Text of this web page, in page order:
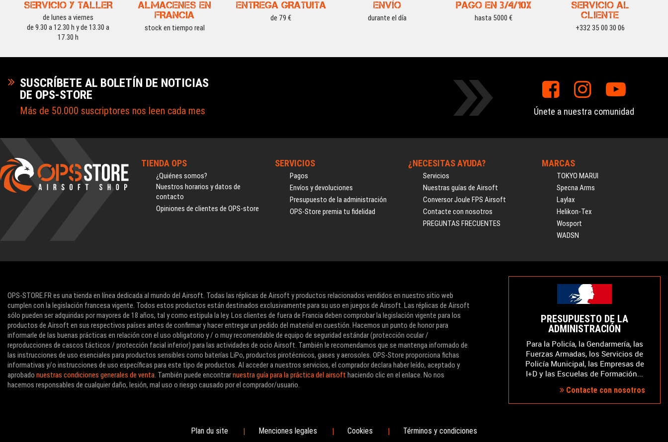
SERVICIO Y TALLER
de lunes a viernes
de 9.30 a 12.30 h y de 13.30 a
17.30 h
ALMACENES EN
FRANCIA
stock en tiempo real
ENTREGA GRATUITA
de 79 €
ENVÍO
durante el día
PAGO EN 3/4/10X
hasta 5000 €
SERVICIO AL
CLIENTE
+332 35 00 30 06
SUSCRÍBETE AL BOLETÍN DE NOTICIAS
DE OPS-STORE
Más de 50.000 suscriptores nos leen cada mes Únete a nuestra comunidad
TIENDA OPS
¿Quiénes somos?
Nuestros horarios y datos de
contacto
Opiniones de clientes de OPS-store
SERVICIOS
Pagos
Envíos y devoluciones
Presupuesto de la administración
OPS-Store premia tu fidelidad
¿NECESITAS AYUDA?
Servicios
Nuestras guías de Airsoft
Conversor Joule FPS Airsoft
Contacte con nosotros
PREGUNTAS FRECUENTES
MARCAS
TOKYO MARUI
Specna Arms
Laylax
Helikon-Tex
Wosport
WADSN
OPS-STORE.FR es una tienda en línea dedicada al mundo del Airsoft. Todas las réplicas de Airsoft y productos relacionados vendidos en nuestro sitio web
cumplen con la legislación francesa vigente. Todos estos productos están destinados exclusivamente para su uso en juegos de Airsoft. Las réplicas de Airsoft
sólo pueden ser adquiridas por mayores de 18 años, tal y como estipula la ley. Los clientes de fuera de Francia deben comprobar la legislación vigente para los
productos de Airsoft en sus respectivos países antes de confirmar y hacer entregar un pedido del material en cuestión. Hacemos un punto de honor para
informarle de las buenas prácticas en relación con el uso obligatorio y / o muy recomendable de equipo de seguridad estándar (protección ocular /
reproducciones de cascos tácticos / protección facial inferior) para las actividades de ocio Airsoft. También le recomendamos que se mantenga informado de
las instrucciones de uso esenciales para productos sensibles como baterías LiPo, productos pirotécnicos, gases y aerosoles. OPS-Store proporciona fichas
informativas y/o instrucciones de uso específicas para este tipo de productos. Al acceder a nuestros servicios, el comprador declara haber leído, aceptado y
aprobado nuestras condiciones generales de venta . También puede encontrarnuestra guía para la práctica del airsoft haciendo clic en el enlace. No nos
hacemos responsables de cualquier daño, lesión, mal uso o riesgo causado por el comprador/usuario.
PRESUPUESTO DE LA
ADMINISTRACIÓN
Para la Policía, la Gendarmería, las
Fuerzas Armadas, los Servicios de
Policía Municipal, las Empresas de
I+D y las Escuelas de Formación...
Contacte con nosotros
Plan du site | Menciones legales | Cookies | Términos y condiciones